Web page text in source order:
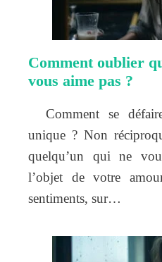
Comment oublier
vous aime pas ?
Comment se
unique ? Non
quelqu’un qui ne
l’objet de votre
sentiments, sur…